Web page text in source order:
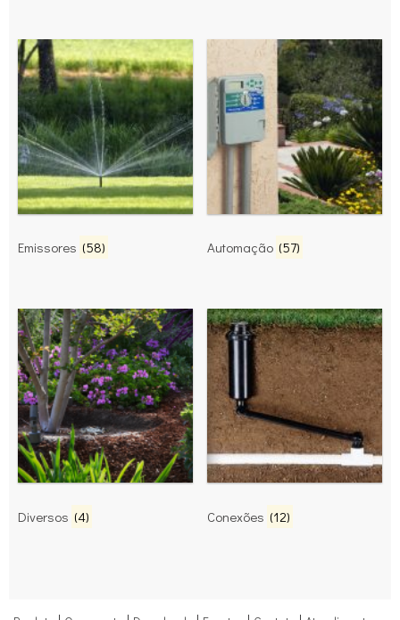
Emissores (58) Automação (57)
Diversos (4) Conexões (12)